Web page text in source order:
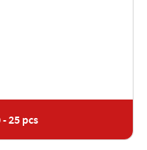
25 pcs